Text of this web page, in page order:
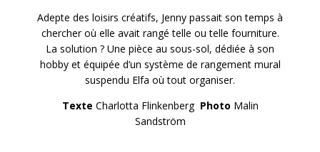
Adepte des loisirs créatifs, Jenny passait son temps à
chercher où elle avait rangé telle ou telle fourniture.
La solution ? Une pièce au sous-sol, dédiée à son
hobby et équipée d’un système de rangement mural
suspendu Elfa où tout organiser.
Texte Charlotta Flinkenberg Photo Malin
Sandström